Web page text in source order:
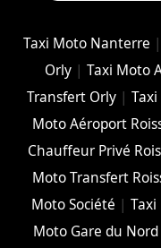
Taxi Moto Nanterre |
Orly |Taxi Moto
Transfert Orly |
Moto Aéroport
Chauffeur Privé
Moto Transfert
Moto Société |
Moto Gare du Nord